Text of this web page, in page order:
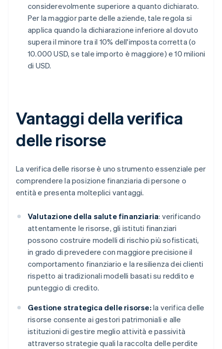
considerevolmente superiore a quanto dichiarato.
Per la maggior parte delle aziende, tale regola si
applica quando la dichiarazione inferiore al dovuto
supera il minore tra il 10% dell'imposta corretta (o
10.000 USD, se tale importo è maggiore) e 10 milioni
di USD.
Vantaggi della verifica
delle risorse
La verifica delle risorse è uno strumento essenziale per
comprendere la posizione finanziaria di persone o
entità e presenta molteplici vantaggi.
Valutazione della salute finanziaria: verificando
attentamente le risorse, gli istituti finanziari
possono costruire modelli di rischio più sofisticati,
in grado di prevedere con maggiore precisione il
comportamento finanziario e la resilienza dei clienti
rispetto ai tradizionali modelli basati su reddito e
punteggio di credito.
Gestione strategica delle risorse: la verifica delle
risorse consente ai gestori patrimoniali e alle
istituzioni di gestire meglio attività e passività
attraverso strategie quali la raccolta delle perdite